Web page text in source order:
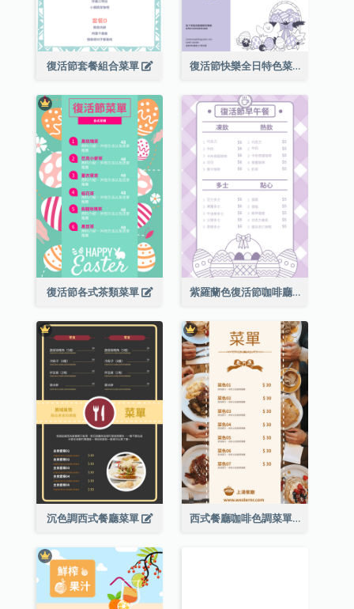
復活節套餐組合菜單 復活節快樂全日特色菜單
復活節各式茶類菜單 紫羅蘭色復活節咖啡廳菜單
沉色調西式餐廳菜單 西式餐廳咖啡色調菜單